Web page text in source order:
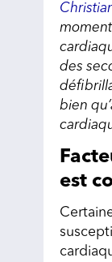
des
bien
est